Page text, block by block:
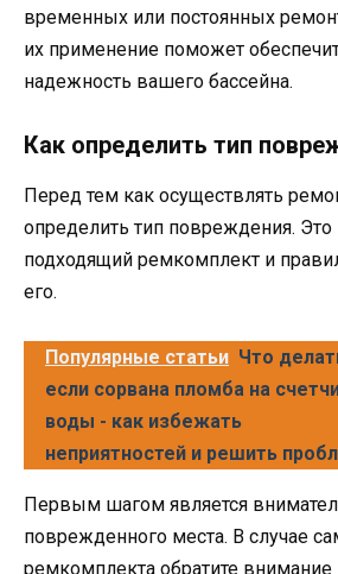
временных или постоянных
их применение поможет
надежность вашего бассейна.
Как определить тип
Перед тем как осуществлять
определить тип повреждения.
подходящий ремкомплект и
его.
Популярные статьи Что
если сорвана пломба на
воды - как избежать
неприятностей и решить
Первым шагом является
поврежденного места. В случае
ремкомплекта обратите